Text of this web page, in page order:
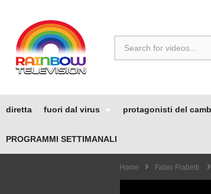
diretta fuori dal virus protagonisti del
PROGRAMMI SETTIMANALI
Home Fabio Frabetti